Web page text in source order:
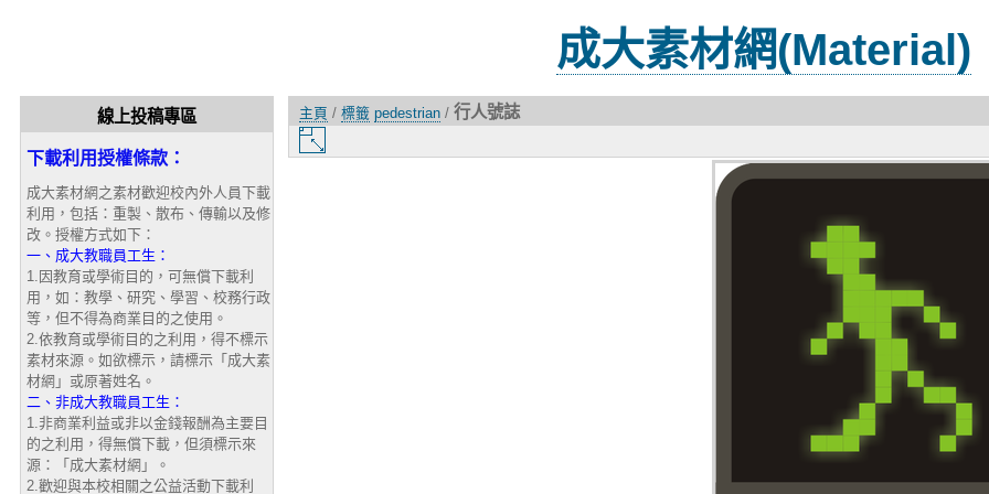
成大素材網(Material)
線上投稿專區
下載利用授權條款：
成大素材網之素材歡迎校內外人員下載
利用，包括：重製、散布、傳輸以及修
改。授權方式如下：
一、成大教職員工生：
1.因教育或學術目的，可無償下載利
用，如：教學、研究、學習、校務行政
等，但不得為商業目的之使用。
2.依教育或學術目的之利用，得不標示
素材來源。如欲標示，請標示「成大素
材網」或原著姓名。
二、非成大教職員工生：
1.非商業利益或非以金錢報酬為主要目
的之利用，得無償下載，但須標示來
源：「成大素材網」。
2.歡迎與本校相關之公益活動下載利
主頁 / 標籤 pedestrian / 行人號誌
片